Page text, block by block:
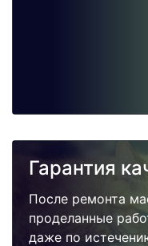
Гарантия
После ремонта
проделанные
даже по